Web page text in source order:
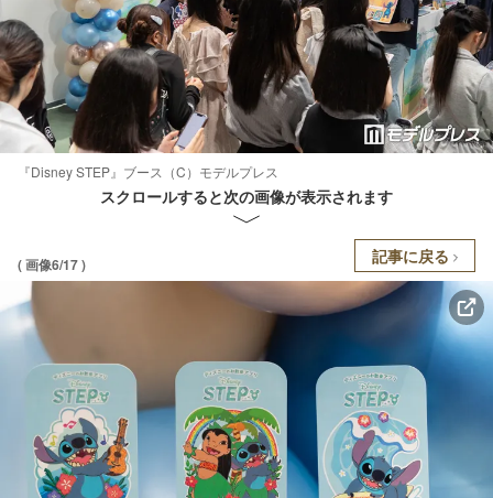
『Disney STEP』ブース（C）モデルプレス
スクロールすると次の画像が表示されます
( 画像6/17 ) 記事に戻る